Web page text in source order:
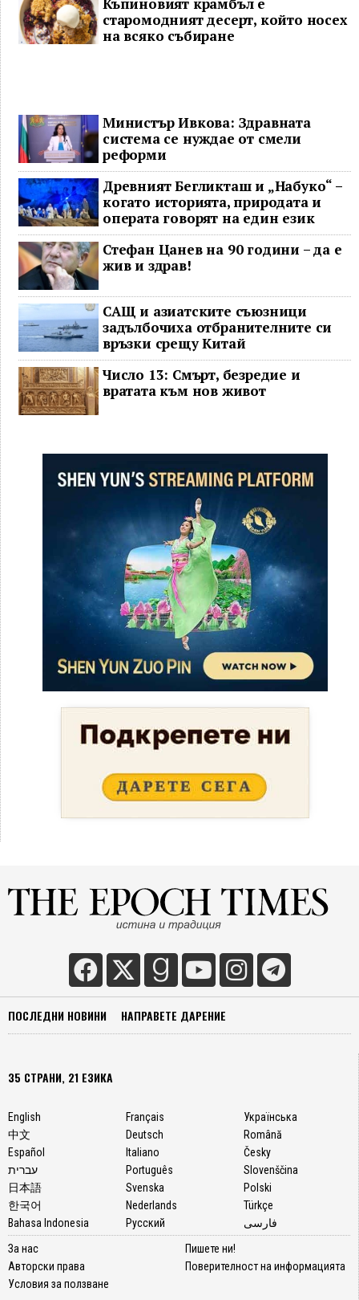
старомодният десерт, който носех
на всяко събиране
Министър Ивкова: Здравната
система се нуждае от смели
реформи
Древният Бегликташ и „Набуко“ –
когато историята, природата и
операта говорят на един език
Стефан Цанев на 90 години – да е
жив и здрав!
САЩ и азиатските съюзници
задълбочиха отбранителните си
връзки срещу Китай
Число 13: Смърт, безредие и
вратата към нов живот
ПОСЛЕДНИ НОВИНИ НАПРАВЕТЕ ДАРЕНИЕ
35 СТРАНИ, 21 ЕЗИКА
English
中文
Español
עברית
日本語
한국어
Bahasa Indonesia
Français
Deutsch
Italiano
Português
Svenska
Nederlands
Русский
Українська
Română
Česky
Slovenščina
Polski
Türkçe
فارسی
За нас
Авторски права
Условия за ползване
Пишете ни!
Поверителност на информацията